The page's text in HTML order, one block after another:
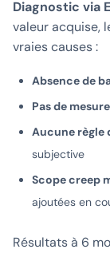
Diagnostic via
valeur acquise,
vraies causes :
Absence de
Pas de
Aucune règle
subjective
Scope creep
ajoutées en
Résultats à 6